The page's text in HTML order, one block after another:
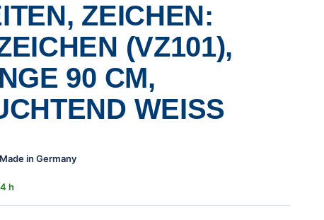
ZEICHEN:
(VZ101),
90 CM,
WEISS
in Germany
h